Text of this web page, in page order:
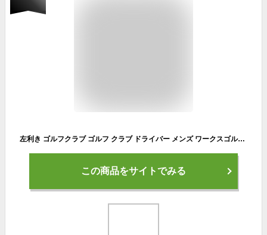
左利き ゴルフクラブ ゴルフ クラブ ドライバー メンズ ワークスゴルフ レフティ ルール適合 マキシマックス ブラックシリーズ2 標準カーボンシャフト仕様 10度 R / S
この商品をサイトでみる